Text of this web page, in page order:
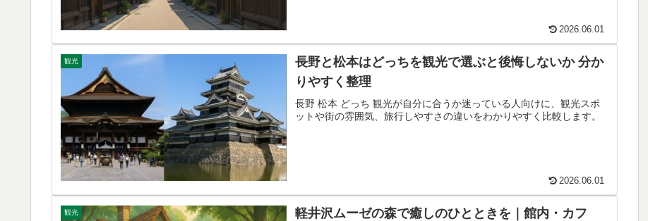
2026.06.01
観光
長野と松本はどっちを観光で選ぶと後悔しないか 分か
りやすく整理
長野 松本 どっち 観光が自分に合うか迷っている人向けに、観光スポ
ットや街の雰囲気、旅行しやすさの違いをわかりやすく比較します。
2026.06.01
観光
軽井沢ムーゼの森で癒しのひとときを｜館内・カフ